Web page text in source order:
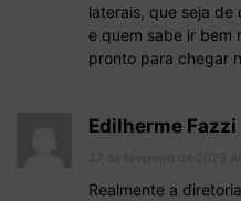
laterais, que seja
e quem sabe ir bem
pronto para chegar
Edilherme Fazzi
Realmente a